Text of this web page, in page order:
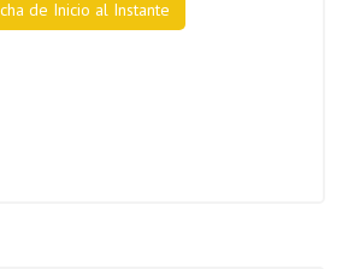
de Inicio al Instante